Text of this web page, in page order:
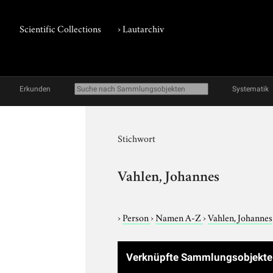
Scientific Collections ›Lautarchiv
Erkunden Systematik
Stichwort
Vahlen, Johannes
›Person›Namen A-Z›Vahlen, Johannes
Verknüpfte Sammlungsobjekte